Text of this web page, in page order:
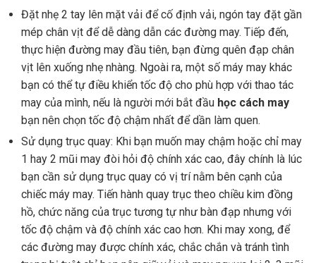
Đặt nhẹ 2 tay lên mặt vải để cố định vải, ngón tay đặt gần
mép chân vịt để dễ dàng dẫn các đường may. Tiếp đến,
thực hiện đường may đầu tiên, bạn đừng quên đạp chân
vịt lên xuống nhẹ nhàng. Ngoài ra, một số máy may khác
bạn có thể tự điều khiển tốc độ cho phù hợp với thao tác
may của mình, nếu là người mới bắt đầu học cách may
bạn nên chọn tốc độ chậm nhất để dần làm quen.
Sử dụng trục quay: Khi bạn muốn may chậm hoặc chỉ may
1 hay 2 mũi may đòi hỏi độ chính xác cao, đây chính là lúc
bạn cần sử dụng trục quay có vị trí nằm bên cạnh của
chiếc máy may. Tiến hành quay trục theo chiều kim đồng
hồ, chức năng của trục tương tự như bàn đạp nhưng với
tốc độ chậm và độ chính xác cao hơn. Khi may xong, để
các đường may được chính xác, chắc chắn và tránh tình